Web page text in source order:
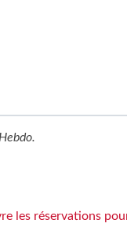
.
les réservations